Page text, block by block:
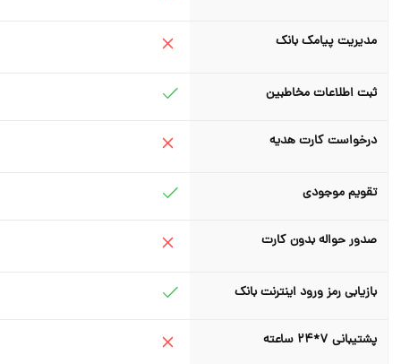
مدیریت پیامک بانک
ثبت اطلاعات مخاطبین
درخواست کارت هدیه
تقویم موجودی
صدور حواله بدون کارت
بازیابی رمز ورود اینترنت بانک
پشتیبانی 7*24 ساعته